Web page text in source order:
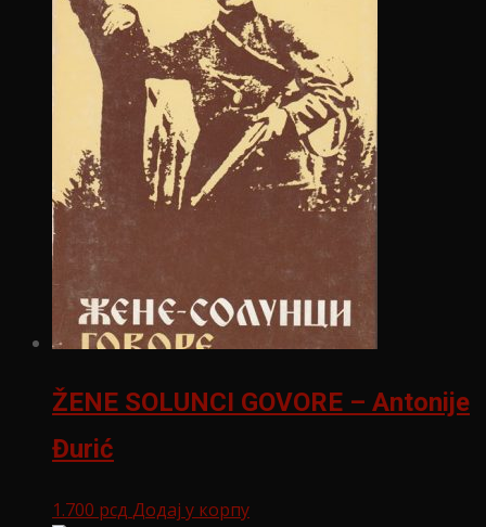
ŽENE SOLUNCI GOVORE – Antonije
Đurić
1.700 рсд Додај у корпу